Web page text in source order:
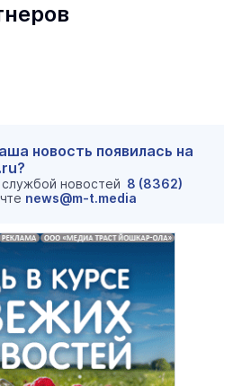
новость появилась на
новостей 8 (8362)
news@m-t.media